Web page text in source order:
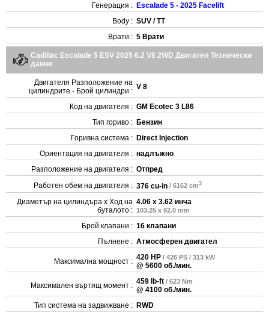
Генерация : Escalade 5 - 2025 Facelift
Body : SUV / TT
Врати : 5 Врати
Cadillac Escalade 5 ESV 2025 6.2 V8 2WD Двигател Технически
данни
Двигателя Разположение на
цилиндрите - Брой цилиндри : V 8
Код на двигателя : GM Ecotec 3 L86
Тип гориво : Бензин
Горивна система : Direct Injection
Ориентация на двигателя : надлъжно
Разположение на двигателя : Отпред
Работен обем на двигателя : 376 cu-in / 6162 cm3
Диаметър на цилиндъра x Ход на
буталото :
4.06 x 3.62 инча
103.25 x 92.0 mm
Брой клапани : 16 клапани
Пълнене : Атмосферен двигател
Максимална мощност : 420 HP / 426 PS / 313 kW
@ 5600 об./мин.
Максимален въртящ момент : 459 lb-ft / 623 Nm
@ 4100 об./мин.
Тип система на задвижване : RWD